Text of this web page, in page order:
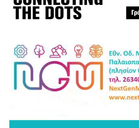
κρίση. Η πρόληψη δεν είναι κόστος.
επένδυση στην ανθρώπινη ζωή, στο
Ανδρέας Χ.
Επικεφαλής της παράταξης